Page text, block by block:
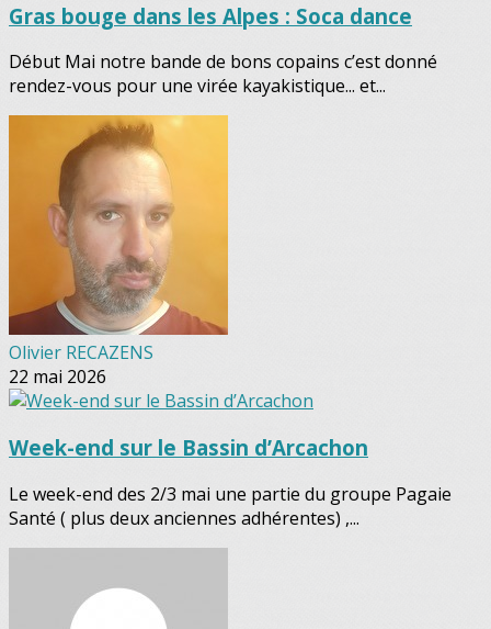
Gras bouge dans les Alpes : Soca dance
Début Mai notre bande de bons copains c’est donné
rendez-vous pour une virée kayakistique... et...
Olivier RECAZENS
22 mai 2026
Week-end sur le Bassin d’Arcachon
Le week-end des 2/3 mai une partie du groupe Pagaie
Santé ( plus deux anciennes adhérentes) ,...